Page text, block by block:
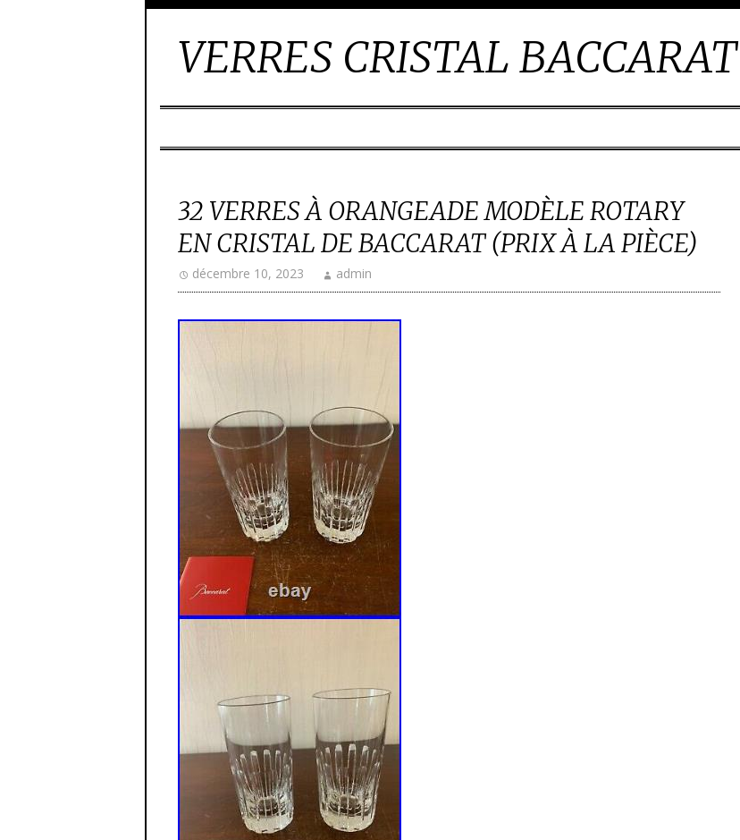
VERRES CRISTAL BACCARAT
32 VERRES À ORANGEADE MODÈLE ROTARY
EN CRISTAL DE BACCARAT (PRIX À LA PIÈCE)
décembre 10, 2023 admin